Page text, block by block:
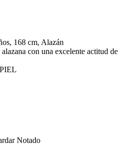
168 cm, Alazán
con una excelente actitud de
Notado